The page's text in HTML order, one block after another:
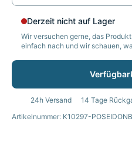
Derzeit nicht auf Lager
Wir versuchen gerne, das
einfach nach und wir schauen,
24h Versand 14 Tage
Artikelnummer: K10297-POSEIDONB